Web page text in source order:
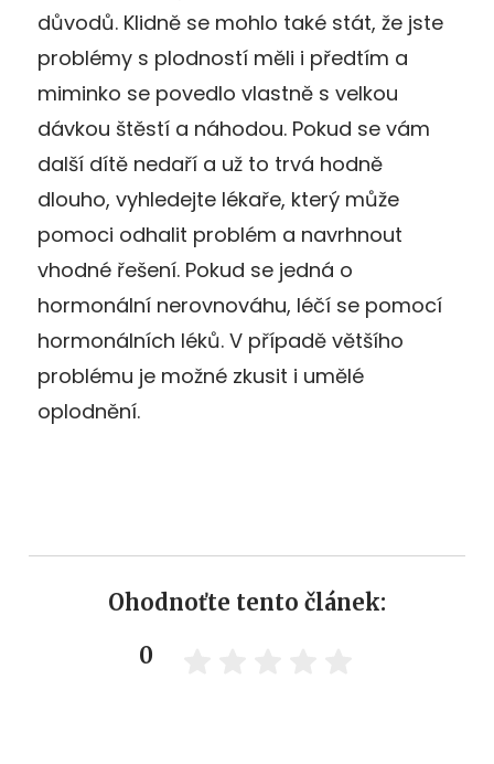
důvodů. Klidně se mohlo také stát, že jste
problémy s plodností měli i předtím a
miminko se povedlo vlastně s velkou
dávkou štěstí a náhodou. Pokud se vám
další dítě nedaří a už to trvá hodně
dlouho, vyhledejte lékaře, který může
pomoci odhalit problém a navrhnout
vhodné řešení. Pokud se jedná o
hormonální nerovnováhu, léčí se pomocí
hormonálních léků. V případě většího
problému je možné zkusit i umělé
oplodnění.
Ohodnoťte tento článek:
0